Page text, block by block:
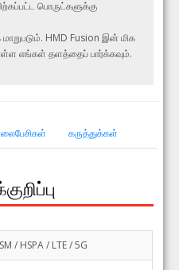
பொருட்களுக்கு
HMD Fusion இன் மிக
எங்கள் தளத்தைப் பார்க்கவும்.
கருத்துக்கள்
/ HSPA / LTE / 5G